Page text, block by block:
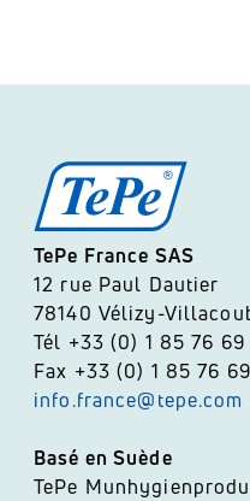
TePe France SAS
12 rue Paul Dautier
78140 Vélizy-
Tél +33 (0) 1 85 76 69
Fax +33 (0) 1 85 76
info.france@tepe.com
Basé en Suède
TePe